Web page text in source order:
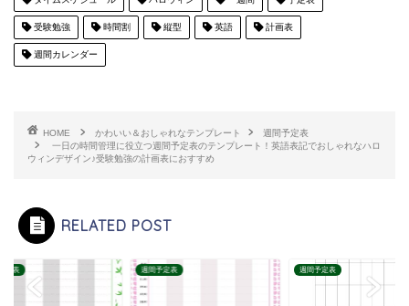
受験勉強 時間割 縦型 英語 計画表
週間カレンダー
HOME かわいい＆おしゃれなテンプレート
週間予定表
一日の時間管理に役立つ週間予定表のテンプレート！英語表記でおしゃれなハロ
ウィンデザイン♪受験勉強の計画表におすすめ
RELATED POST
定表 週間予定表 週間予定表